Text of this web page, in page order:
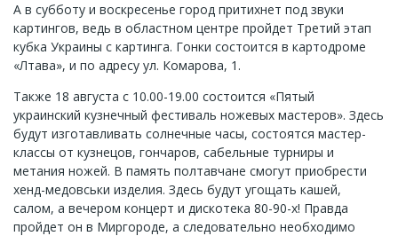
А в субботу и воскресенье город притихнет под звуки
картингов, ведь в областном центре пройдет Третий этап
кубка Украины с картинга. Гонки состоится в картодроме
«Лтава», и по адресу ул. Комарова, 1.
Также 18 августа с 10.00-19.00 состоится «Пятый
украинский кузнечный фестиваль ножевых мастеров». Здесь
будут изготавливать солнечные часы, состоятся мастер-
классы от кузнецов, гончаров, сабельные турниры и
метания ножей. В память полтавчане смогут приобрести
хенд-медовськи изделия. Здесь будут угощать кашей,
салом, а вечером концерт и дискотека 80-90-х! Правда
пройдет он в Миргороде, а следовательно необходимо